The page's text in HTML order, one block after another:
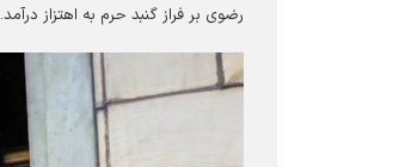
رضوی بر فراز گنبد حرم به اهتزاز درآمد.